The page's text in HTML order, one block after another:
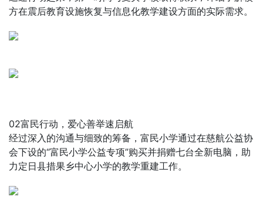
方在震后教育设施恢复与信息化教学建设方面的实际需求。
02富民行动，爱心善举速启航
经过深入的沟通与细致的筹备，富民小学通过在慈航公益协
会下设的“富民小学公益专项”购买并捐赠七台全新电脑，助
力定日县措果乡中心小学的教学重建工作。